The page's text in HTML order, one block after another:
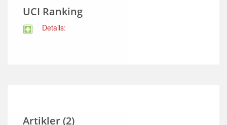
UCI Ranking
Details:
Artikler (2)